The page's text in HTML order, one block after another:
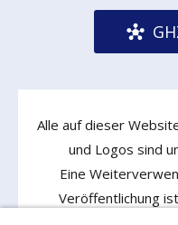
Alle auf dieser
und Logos sind
Eine
Veröffentlichung